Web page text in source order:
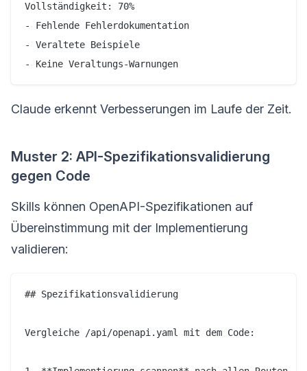
Vollständigkeit: 70%
- Fehlende Fehlerdokumentation
- Veraltete Beispiele
Claude erkennt Verbesserungen im Laufe der Zeit.
Muster 2: API-Spezifikationsvalidierung
gegen Code
Skills können OpenAPI-Spezifikationen auf
Übereinstimmung mit der Implementierung
validieren:
## Spezifikationsvalidierung
Vergleiche /api/openapi.yaml mit dem Code: